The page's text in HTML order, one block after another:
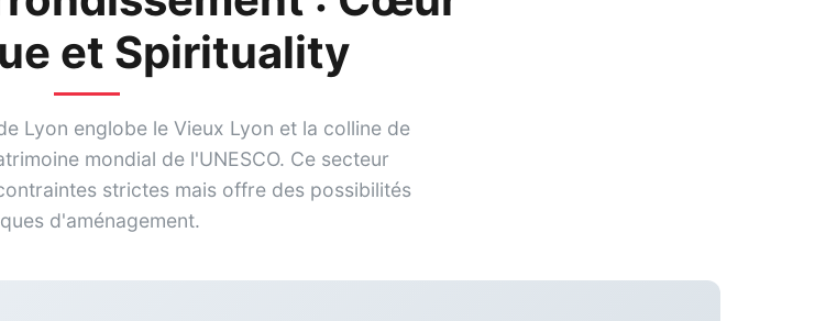
et Spirituality
Lyon englobe le Vieux Lyon et la colline de
mondial de l'UNESCO. Ce secteur
strictes mais offre des possibilités
d'aménagement.